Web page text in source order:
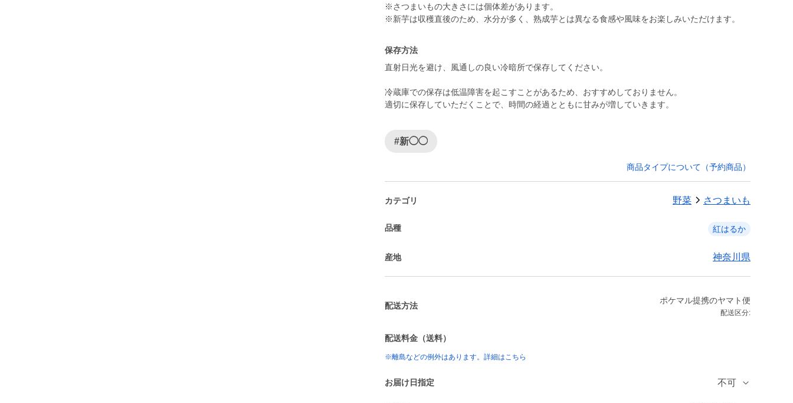
※さつまいもの大きさには個体差があります。
保存方法
直射日光を避け、風通しの良い冷暗所で保存してください。
冷蔵庫での保存は低温障害を起こすことがあるため、おすすめしておりません。
適切に保存していただくことで、時間の経過とともに甘みが増していきます。
#新◯◯
商品タイプについて（予約商品）
カテゴリ 野菜 さつまいも
品種 紅はるか
産地 神奈川県
配送方法
ポケマル提携のヤマト便
配送区分:
配送料金（送料）
※離島などの例外はあります。詳細はこちら
お届け日指定 不可